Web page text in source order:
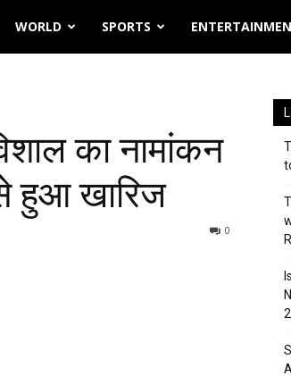
WORLD SPORTS
का नामांकन
हुआ खारिज
0